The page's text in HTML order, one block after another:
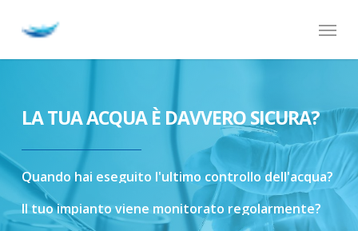
Menu
LA TUA ACQUA È DAVVERO SICURA?
Quando hai eseguito l'ultimo controllo dell'acqua?
Il tuoimpianto viene monitorato regolarmente?